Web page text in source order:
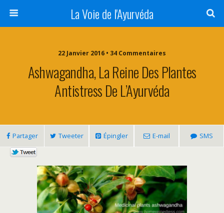
La Voie de l'Ayurvéda
22 Janvier 2016 • 34 Commentaires
Ashwagandha, La Reine Des Plantes
Antistress De L’Ayurvéda
Partager Tweeter Épingler E-mail SMS